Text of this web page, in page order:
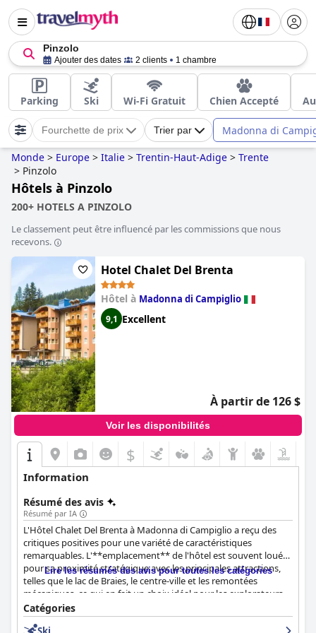
Pinzolo
Ajouter des dates 2 clients 1 chambre
Parking Ski Wi-Fi Gratuit Chien Accepté
Fourchette de prix Trier par Madonna di
Monde > Europe > Italie > Trentin-Haut-Adige > Trente
> Pinzolo
Hôtels à Pinzolo
200+ HOTELS A PINZOLO
Le classement peut être influencé par les commissions que nous
recevons.
Hotel Chalet Del Brenta
Hôtel à Madonna di Campiglio
9,1 Excellent
À partir de 126 $
Voir les disponibilités
$
Information
Résumé des avis
Résumé par IA
L'Hôtel Chalet Del Brenta à Madonna di Campiglio a reçu des
critiques positives pour une variété de caractéristiques
remarquables. L'**emplacement** de l'hôtel est souvent loué
pour sa proximité stratégique avec les principales attractions,
telles que le lac de Braies, le centre-ville et les remontées
mécaniques, ce qui en fait un choix idéal pour les explorateurs
urbains et les skieurs. Bien que certaines chambres ne
proposent pas les vues panoramiques illustrées sur les photos,
Lire les résumés des avis pour toutes les catégories
Catégories